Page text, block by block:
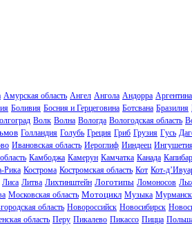
Амурская область Ангел Ангола Андорра Аргентина
Боливия Босния и Герцеговина Ботсвана Бразилия
Волк Волна Вологда Вологодская область
Голландия Голубь Греция Гриб Грузия Гусь
Ивановская область Иероглиф Ииндеец
Камбоджа Камерун Камчатка Канада
Рика Кострома Костромская область Кот Кот-
Лиса Литва Лихтинштейн Логотипы Ломоносов
Московская область Мотоцикл Музыка Мурманск
область Новороссийск Новосибирск
область Перу Пикалево Пикассо Пицца